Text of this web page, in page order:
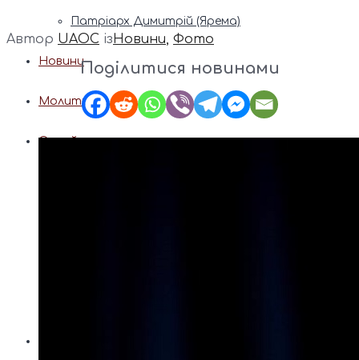
Патріарх Димитрій (Ярема)
Новини
Молитва
Онлайн послуги
Автор UAOC ізНовини, Фото
Поділитися новинами